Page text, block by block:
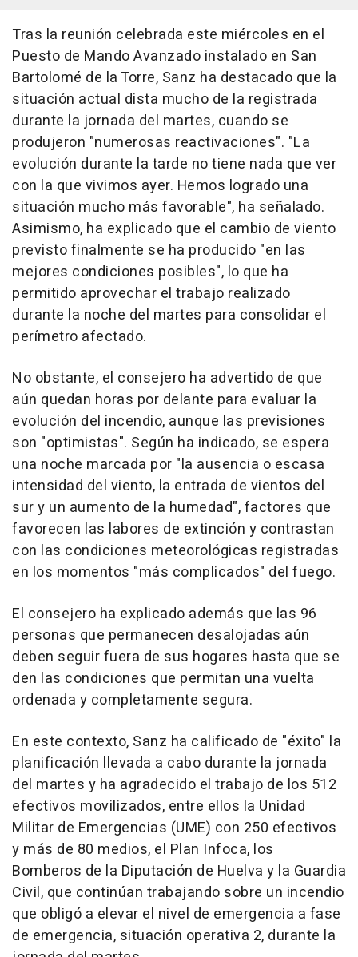
Tras la reunión celebrada este miércoles en el
Puesto de Mando Avanzado instalado en San
Bartolomé de la Torre, Sanz ha destacado que la
situación actual dista mucho de la registrada
durante la jornada del martes, cuando se
produjeron "numerosas reactivaciones". "La
evolución durante la tarde no tiene nada que ver
con la que vivimos ayer. Hemos logrado una
situación mucho más favorable", ha señalado.
Asimismo, ha explicado que el cambio de viento
previsto finalmente se ha producido "en las
mejores condiciones posibles", lo que ha
permitido aprovechar el trabajo realizado
durante la noche del martes para consolidar el
perímetro afectado.
No obstante, el consejero ha advertido de que
aún quedan horas por delante para evaluar la
evolución del incendio, aunque las previsiones
son "optimistas". Según ha indicado, se espera
una noche marcada por "la ausencia o escasa
intensidad del viento, la entrada de vientos del
sur y un aumento de la humedad", factores que
favorecen las labores de extinción y contrastan
con las condiciones meteorológicas registradas
en los momentos "más complicados" del fuego.
El consejero ha explicado además que las 96
personas que permanecen desalojadas aún
deben seguir fuera de sus hogares hasta que se
den las condiciones que permitan una vuelta
ordenada y completamente segura.
En este contexto, Sanz ha calificado de "éxito" la
planificación llevada a cabo durante la jornada
del martes y ha agradecido el trabajo de los 512
efectivos movilizados, entre ellos la Unidad
Militar de Emergencias (UME) con 250 efectivos
y más de 80 medios, el Plan Infoca, los
Bomberos de la Diputación de Huelva y la Guardia
Civil, que continúan trabajando sobre un incendio
que obligó a elevar el nivel de emergencia a fase
de emergencia, situación operativa 2, durante la